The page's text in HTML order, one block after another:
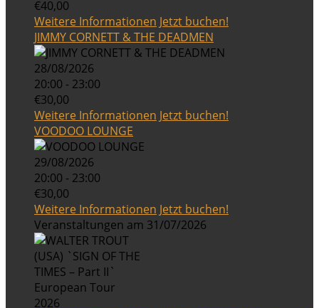
€40,00
Weitere Informationen Jetzt buchen!
JIMMY CORNETT & THE DEADMEN
28/08/2026
20:00 - 23:00
€30,00
Weitere Informationen Jetzt buchen!
VOODOO LOUNGE
29/08/2026
20:00 - 23:00
€30,00
Weitere Informationen Jetzt buchen!
Veranstaltungen am 31/07/2026